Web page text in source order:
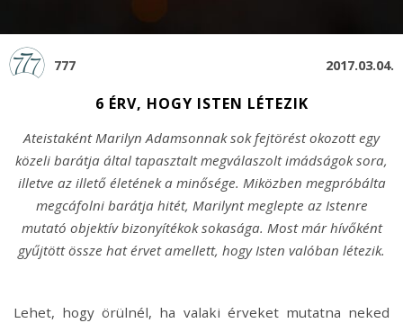
777 2017.03.04.
6 ÉRV, HOGY ISTEN LÉTEZIK
Ateistaként Marilyn Adamsonnak sok fejtörést okozott egy
közeli barátja által tapasztalt megválaszolt imádságok sora,
illetve az illető életének a minősége. Miközben megpróbálta
megcáfolni barátja hitét, Marilynt meglepte az Istenre
mutató objektív bizonyítékok sokasága. Most már hívőként
gyűjtött össze hat érvet amellett, hogy Isten valóban létezik.
Lehet, hogy örülnél, ha valaki érveket mutatna neked